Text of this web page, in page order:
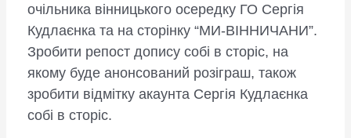
очільника вінницького осередку ГО Сергія
Кудлаєнка та на сторінку “МИ-ВІННИЧАНИ”.
Зробити репост допису собі в сторіс, на
якому буде анонсований розіграш, також
зробити відмітку акаунта Сергія Кудлаєнка
собі в сторіс.